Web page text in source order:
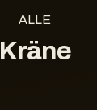
ALLE
Kräne